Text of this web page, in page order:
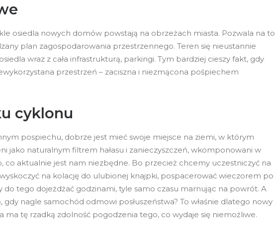
osiedla nowych domów powstają na obrzeżach miasta. Pozwala na to
plan zagospodarowania przestrzennego. Teren się nieustannie
wraz z cała infrastrukturą, parkingi. Tym bardziej cieszy fakt, gdy
przestrzeń – zaciszna i niezmącona pośpiechem
cyklonu
pospiechu, dobrze jest mieć swoje miejsce na ziemi, w którym
jako naturalnym filtrem hałasu i zanieczyszczeń, wkomponowani w
co aktualnie jest nam niezbędne. Bo przecież chcemy uczestniczyć na
na kolację do ulubionej knajpki, pospacerować wieczorem po
do tego dojeżdżać godzinami, tyle samo czasu marnując na powrót. A
nagle samochód odmowi posłuszeństwa? To właśnie dlatego nowy
tę rzadką zdolność pogodzenia tego, co wydaje się niemożliwe.